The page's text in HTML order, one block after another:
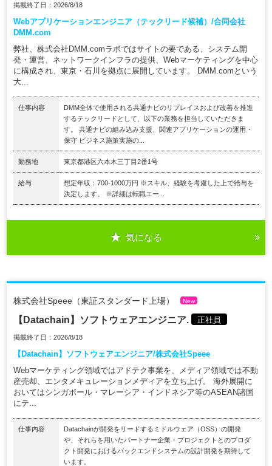
掲載終了日：2026/8/18
Webアプリケーションエンジニア（テックリード候補）/合同会社
DMM.com
弊社、株式会社DMM.comラボではサイトの要である、システム開
発・運営、ネットワークインフラの提供、Webマーケティングを中心
に構成され、東京・石川を拠点に展開しています。 DMM.comという
大...
仕事内容
DMM全体で使用される共通ナビのリプレイスおよび改善を推進
するテックリードとして、以下の業務を担当していただきま
す。 共通ナビの組み込み支援、関連アプリケーションの運用・
保守 ビジネス施策実施の...
勤務地 東京都港区六本木三丁目2番1号
給与
想定年収：700-1000万円 ※スキル、経験を考慮した上で給与を
決定します。 ※詳細は転職エー...
気になる
株式会社Speee（東証スタンダード上場） New
【Datachain】ソフトウェアエンジニア. 正社員
掲載終了日：2026/8/18
【Datachain】ソフトウェアエンジニア/株式会社Speee
Webマーケティング領域ではアドテク事業を、メディア領域では不動
産売却、エンタメキュレーションメディアを立ち上げ。 海外展開に
おいてはシンガポール・マレーシア・インドネシア等のASEAN諸国
にテ...
仕事内容
Datachainが開発をリードするミドルウェア（OSS）の開発
や、それらを用いたパートナー企業・プロジェクトとのプロダ
クト開発におけるバックエンドシステムの設計開発を期待して
います。